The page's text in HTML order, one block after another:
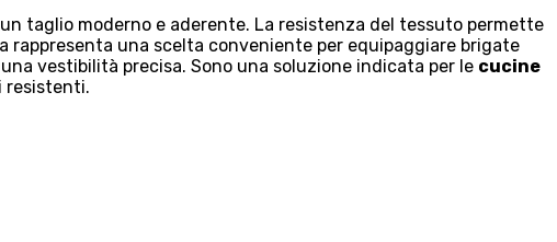
taglio moderno e aderente. La resistenza del tessuto permette
rappresenta una scelta conveniente per equipaggiare brigate
vestibilità precisa. Sono una soluzione indicata per le cucine
resistenti.